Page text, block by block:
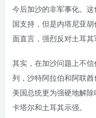
今后加沙的非军事化。
国支持，但是内塔尼亚
面直言，强烈反对土耳其
其实，在加沙问题上不
列，沙特阿拉伯和阿联
美国总统更为强硬地解
卡塔尔和土耳其示强。